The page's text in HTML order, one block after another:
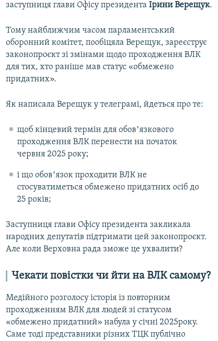
заступниця глави Офісу президента Ірини Верещук.
Тому найближчим часом парламентський
оборонний комітет, пообіцяла Верещук, зареєструє
законопроєкт зі змінами щодо проходження ВЛК
для тих, хто раніше мав статус «обмежено
придатних».
Як написала Верещук у телеграмі, йдеться про те:
щоб кінцевий термін для обовʼязкового
проходження ВЛК перенести на початок
червня 2025 року;
і що обовʼязок проходити ВЛК не
стосуватиметься обмежено придатних осіб до
25 років;
Заступниця глави Офісу президента закликала
народних депутатів підтримати цей законопроєкт.
Але коли Верховна рада зможе це ухвалити?
Чекати повістки чи йти на ВЛК самому?
Медійного розголосу історія із повторним
проходженням ВЛК для людей зі статусом
«обмежено придатний» набула у січні 2025року.
Саме тоді представники різних ТЦК публічно